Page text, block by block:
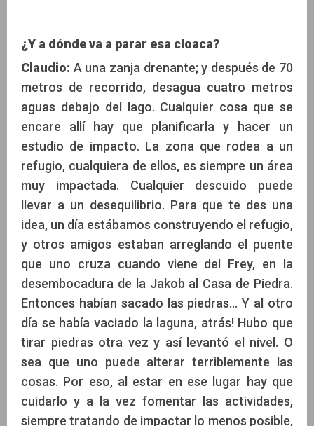
¿Y a dónde va a parar esa cloaca?
Claudio: A una zanja drenante; y después de 70
metros de recorrido, desagua cuatro metros
aguas debajo del lago. Cualquier cosa que se
encare allí hay que planificarla y hacer un
estudio de impacto. La zona que rodea a un
refugio, cualquiera de ellos, es siempre un área
muy impactada. Cualquier descuido puede
llevar a un desequilibrio. Para que te des una
idea, un día estábamos construyendo el refugio,
y otros amigos estaban arreglando el puente
que uno cruza cuando viene del Frey, en la
desembocadura de la Jakob al Casa de Piedra.
Entonces habían sacado las piedras... Y al otro
día se había vaciado la laguna, atrás! Hubo que
tirar piedras otra vez y así levantó el nivel. O
sea que uno puede alterar terriblemente las
cosas. Por eso, al estar en ese lugar hay que
cuidarlo y a la vez fomentar las actividades,
siempre tratando de impactar lo menos posible,